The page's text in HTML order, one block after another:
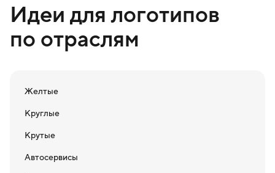
Идеи для логотипов
по отраслям
Желтые
Круглые
Крутые
Автосервисы